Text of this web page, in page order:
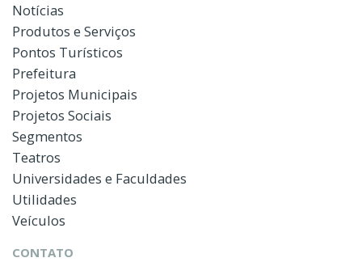
Notícias
Produtos e Serviços
Pontos Turísticos
Prefeitura
Projetos Municipais
Projetos Sociais
Segmentos
Teatros
Universidades e Faculdades
Utilidades
Veículos
CONTATO